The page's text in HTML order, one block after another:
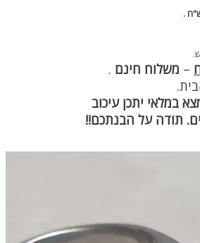
– משלוח חינם .
במלאי יתכן עיכוב
תודה על הבנתכם!!